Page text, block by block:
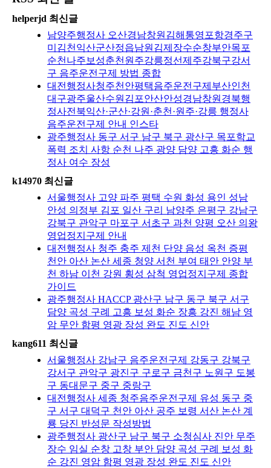
helperjd 최신글
남양주행정사 오산경남창원김해통영포항경주구
미김천익산군산정읍남원김제장수순창부안목포
순천나주보성춘천원주강릉정선제주강북구강서
구 음주운전구제 방법 종합
대전행정사청주천안평택음주운전구제부산인천
대구광주울산수원김포안산안성경남창원경북행
정사전북익산·군산·강원·춘천·원주·강릉 행정사
음주운전구제 안내 인스타
광주행정사 동구 서구 남구 북구 광산구 목포학교
폭력 조치 사항 순천 나주 광양 담양 고흥 화순 행
정사 여수 장성
k14970 최신글
서울행정사 고양 파주 평택 수원 화성 용인 성남
안성 의정부 김포 일산 구리 남양주 은평구 강남구
강북구 관악구 마포구 서초구 과천 양평 오산 의왕
영업정지구제 안내
대전행정사 청주 충주 제천 단양 음성 옥천 증평
천안 아산 논산 세종 청양 서천 부여 태안 안양 부
천 하남 이천 강원 횡성 삼척 영업정지구제 종합
가이드
광주행정사 HACCP 광산구 남구 동구 북구 서구
담양 곡성 구례 고흥 보성 화순 장흥 강진 해남 영
암 무안 함평 영광 장성 완도 진도 신안
kang611 최신글
서울행정사 강남구 음주운전구제 강동구 강북구
강서구 관악구 광진구 구로구 금천구 노원구 도봉
구 동대문구 중구 중랑구
대전행정사 세종 청주음주운전구제 유성 동구 중
구 서구 대덕구 천안 아산 공주 보령 서산 논산 계
룡 당진 반성문 작성방법
광주행정사 광산구 남구 북구 소청심사 진안 무주
장수 임실 순창 고창 부안 담양 곡성 구례 보성 화
순 강진 영암 함평 영광 장성 완도 진도 신안